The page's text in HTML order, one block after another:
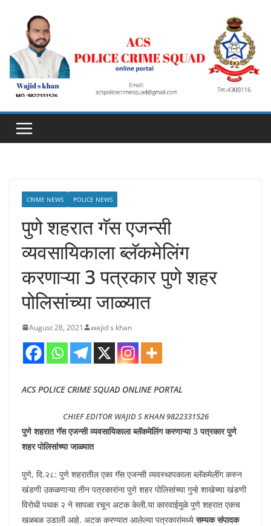
content
CRIME NEWS POLICE NEWS
पुणे शहरात गॅस एजन्सी
व्यवसायिकाला ब्लॅकमेलिंग
करणाऱ्या 3 पत्रकार पुणे शहर
पोलिसांच्या जाळ्यात
August 28, 2021 wajid s khan
ACS POLICE CRIME SQUAD ONLINE PORTAL
CHIEF EDITOR WAJID S KHAN 9822331526
पुणे शहरात गॅस एजन्सी व्यवसायिकाला ब्लॅकमेलिंग करणाऱ्या 3 पत्रकार पुणे
शहर पोलिसांच्या जाळ्यात
पुणे, दि.२८: पुणे शहरातील एका गॅस एजन्सी व्यवस्थापकाला ब्लॅकमेलींग करुन
खंडणी उकळणाऱ्या तीन पत्रकारांना पुणे शहर पोलिसांच्या गुन्हे शाखेच्या खंडणी
विरोधी पथक २ ने सापळा रचून अटक केली.या कारवाईमुळे पुणे शहरात एकच
खळबळ उडाली आहे. अटक करण्यात आलेल्या पत्रकारांमध्येसम्यक संपादक